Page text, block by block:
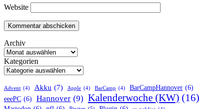
Website
Archiv
Kategorien
Advent (4) Akku (7) Apple (4) BarCamp (4) BarCampHannover (6)
eeePC (6) Hannover (9) Kalenderwoche (KW) (16)